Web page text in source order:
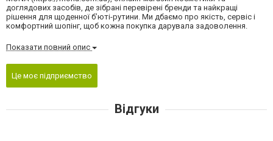
доглядових засобів, де зібрані перевірені бренди та найкращі
рішення для щоденної бʼюті-рутини. Ми дбаємо про якість, сервіс і
комфортний шопінг, щоб кожна покупка дарувала задоволення.
Показати повний опис
Це моє підприємство
Відгуки